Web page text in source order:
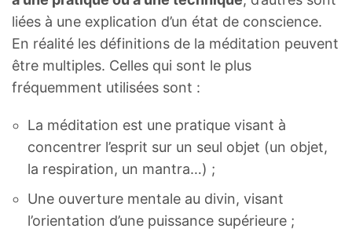
liées à une explication d’un état de conscience.
En réalité les définitions de la méditation peuvent
être multiples. Celles qui sont le plus
fréquemment utilisées sont :
La méditation est une pratique visant à
concentrer l’esprit sur un seul objet (un objet,
la respiration, un mantra…) ;
Une ouverture mentale au divin, visant
l’orientation d’une puissance supérieure ;